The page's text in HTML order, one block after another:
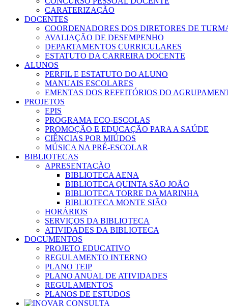
CARATERIZAÇÃO
DOCENTES
COORDENADORES DOS DIRETORES DE
AVALIAÇÃO DE DESEMPENHO
DEPARTAMENTOS CURRICULARES
ESTATUTO DA CARREIRA DOCENTE
ALUNOS
PERFIL E ESTATUTO DO ALUNO
MANUAIS ESCOLARES
EMENTAS DOS REFEITÓRIOS DO
PROJETOS
EPIS
PROGRAMA ECO-ESCOLAS
PROMOÇÃO E EDUCAÇÃO PARA A SAÚDE
CIÊNCIAS POR MIÚDOS
MÚSICA NA PRÉ-ESCOLAR
BIBLIOTECAS
APRESENTAÇÃO
BIBLIOTECA AENA
BIBLIOTECA QUINTA SÃO JOÃO
BIBLIOTECA TORRE DA MARINHA
BIBLIOTECA MONTE SIÃO
HORÁRIOS
SERVIÇOS DA BIBLIOTECA
ATIVIDADES DA BIBLIOTECA
DOCUMENTOS
PROJETO EDUCATIVO
REGULAMENTO INTERNO
PLANO TEIP
PLANO ANUAL DE ATIVIDADES
REGULAMENTOS
PLANOS DE ESTUDOS